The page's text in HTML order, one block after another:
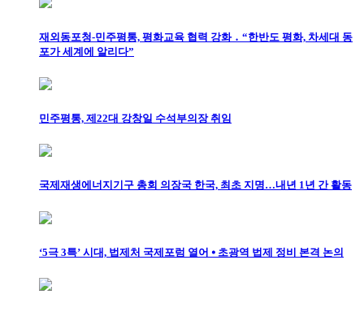
재외동포청-민주평통, 평화교육 협력 강화 ․ “한반도 평화, 차세대 동
포가 세계에 알리다”
민주평통, 제22대 강창일 수석부의장 취임
국제재생에너지기구 총회 의장국 한국, 최초 지명…내년 1년 간 활동
‘5극 3특’ 시대, 법제처 국제포럼 열어 ⦁ 초광역 법제 정비 본격 논의